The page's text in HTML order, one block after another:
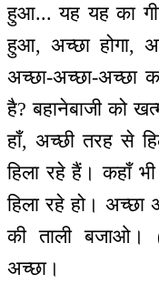
हुआ... यह यह का
हुआ, अच्छा होगा,
अच्छा-अच्छा-अच्छा
है? बहानेबाजी को
हाँ, अच्छी तरह से
हिला रहे हैं। कहाँ
हिला रहे हो। अच्छा
की ताली बजाओ।
अच्छा।